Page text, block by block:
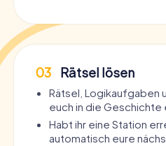
03 Rätsel lösen
Rätsel, Logikaufgaben
euch in die Geschichte
Habt ihr eine Station
automatisch eure